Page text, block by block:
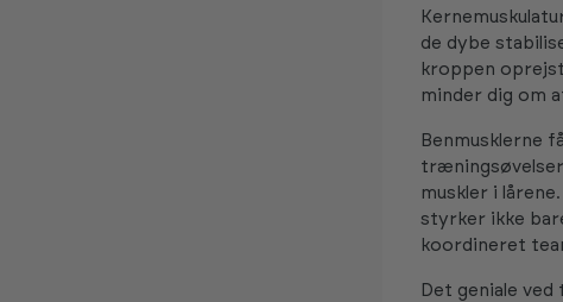
de dybe
kroppen
minder dig om
Benmusklerne
muskler i
styrker ikke
koordineret
Det geniale